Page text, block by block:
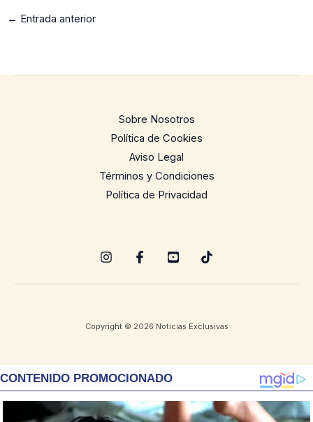
← Entrada anterior
Sobre Nosotros
Política de Cookies
Aviso Legal
Términos y Condiciones
Política de Privacidad
Copyright © 2026 Noticias Exclusivas